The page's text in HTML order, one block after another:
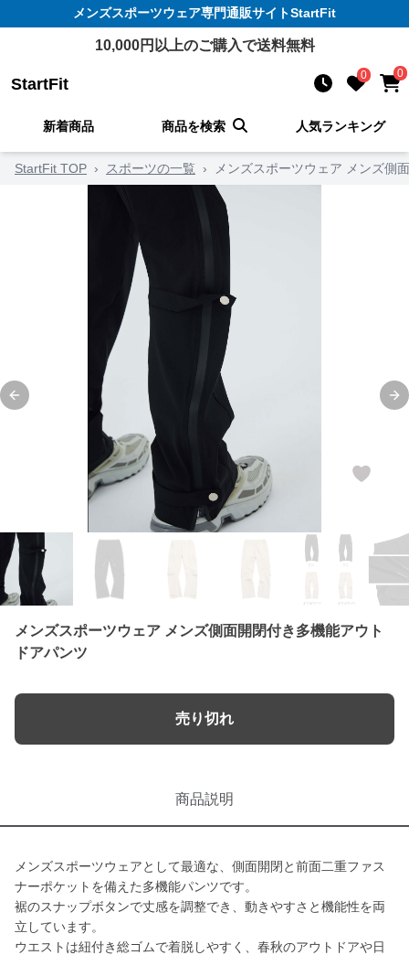
メンズスポーツウェア専門通販サイトStartFit
10,000円以上のご購入で送料無料
StartFit 0 0
新着商品 商品を検索 人気ランキング
StartFit TOP › スポーツの一覧 › メンズスポーツウェア メンズ側
Previous slide
メンズスポーツウェア メンズ側面開閉付き多機能アウト
ドアパンツ
売り切れ
商品説明
メンズスポーツウェアとして最適な、側面開閉と前面二重ファス
ナーポケットを備えた多機能パンツです。
裾のスナップボタンで丈感を調整でき、動きやすさと機能性を両
立しています。
ウエストは紐付き総ゴムで着脱しやすく、春秋のアウトドアや日